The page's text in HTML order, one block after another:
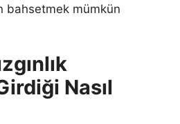
bahsetmek mümkün
Nasıl